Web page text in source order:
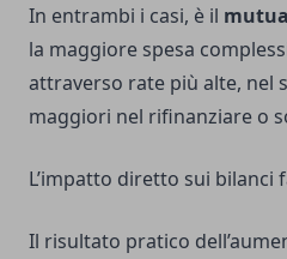
In entrambi i casi, è il
la maggiore spesa
attraverso rate più alte, nel
maggiori nel rifinanziare o
L’impatto diretto sui bilanci
Il risultato pratico